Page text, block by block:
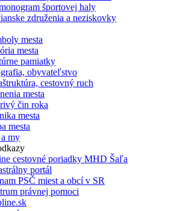
športovej haly
združenia a neziskovky
mesta
mesta
pamiatky
obyvateľstvo
cestovný ruch
mesta
čin roka
mesta
mesta
my
cestovné poriadky MHD Šaľa
portál
PSČ miest a obcí v SR
právnej pomoci